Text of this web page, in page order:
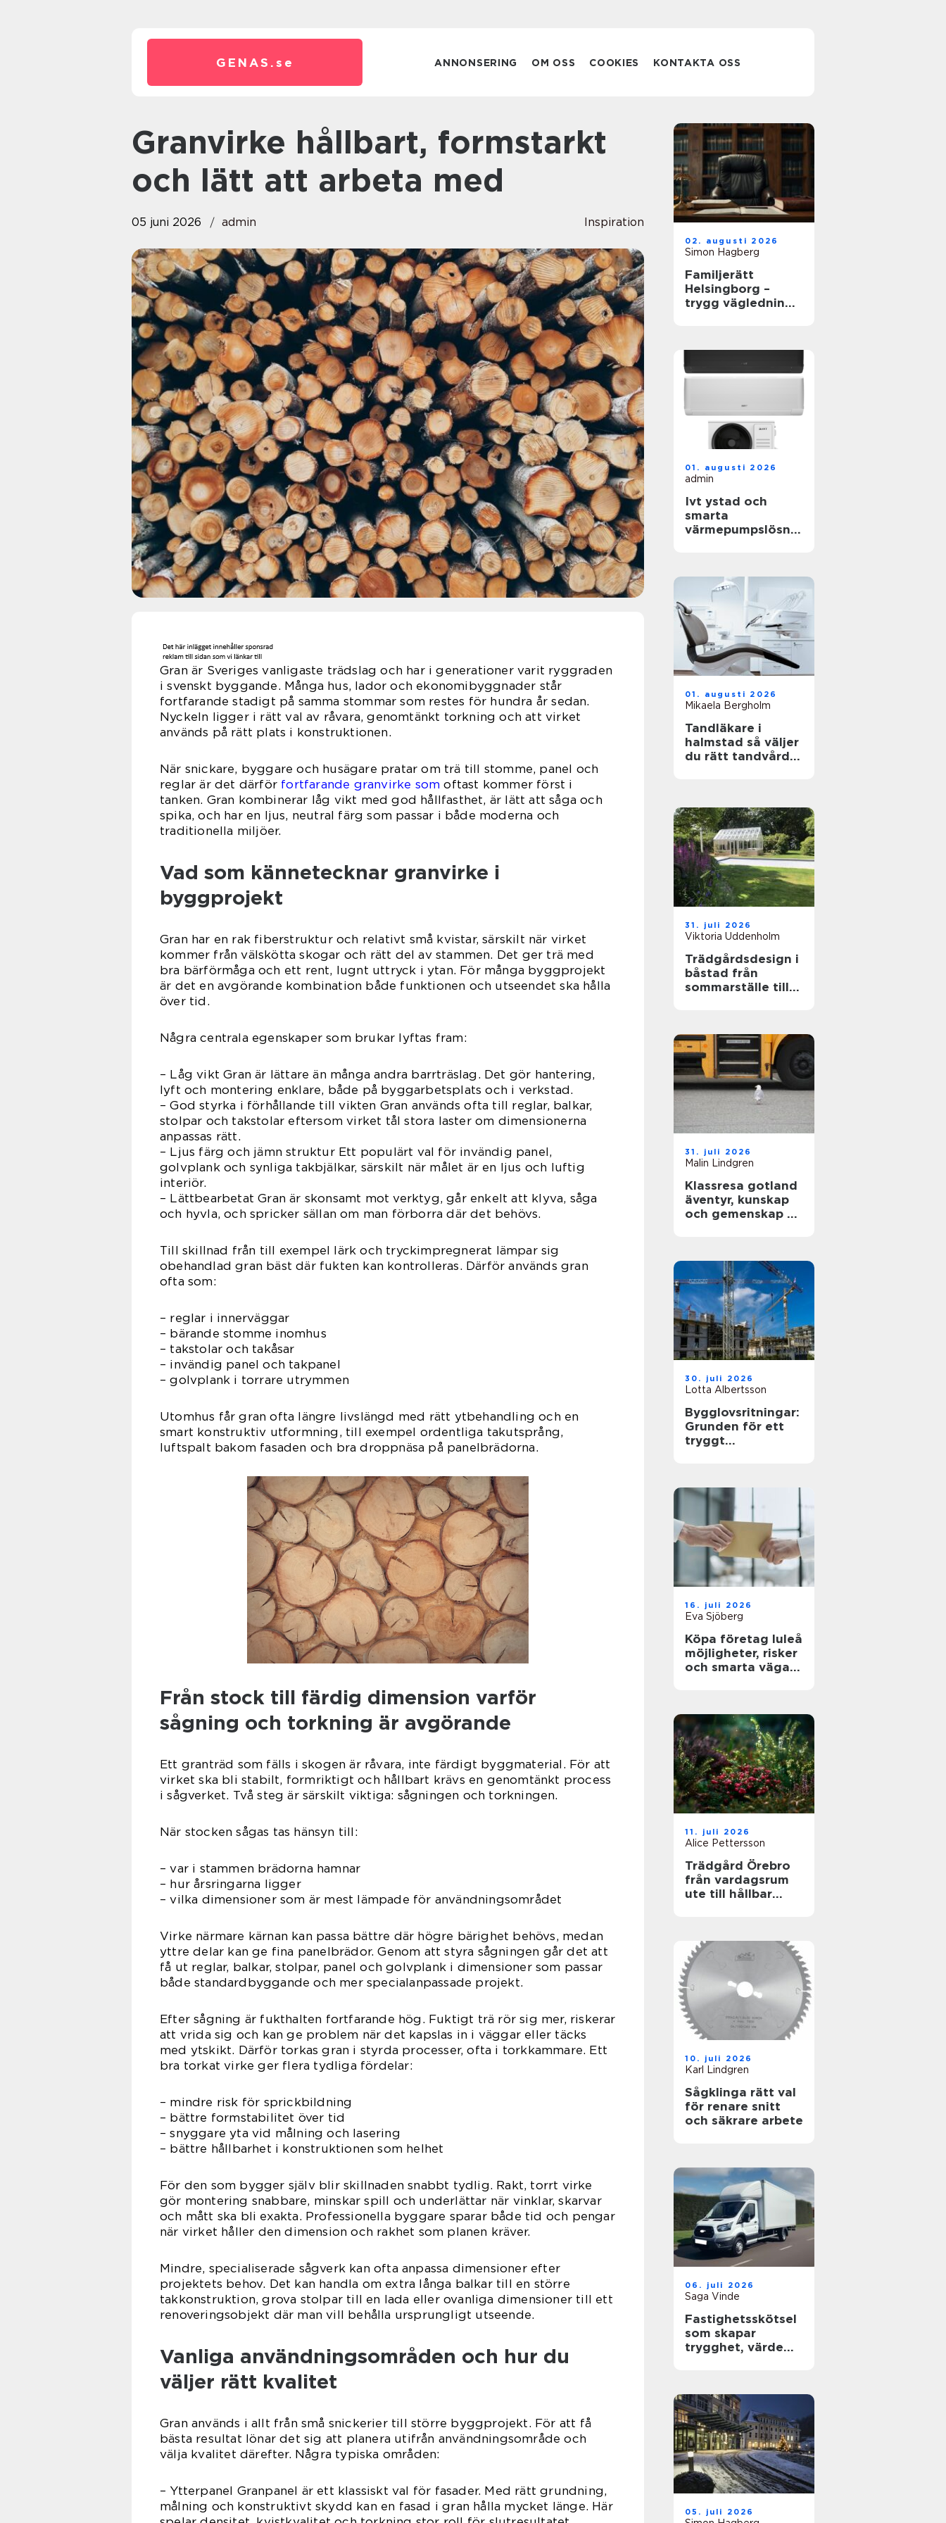
GENAS. se ANNONSERING OM OSS COOKIES KONTAKTA OSS
Granvirke hållbart, formstarkt
och lätt att arbeta med
05 juni 2026 admin Inspiration
Gran är Sveriges vanligaste trädslag och har i generationer varit ryggraden
i svenskt byggande. Många hus, lador och ekonomibyggnader står
fortfarande stadigt på samma stommar som restes för hundra år sedan.
Nyckeln ligger i rätt val av råvara, genomtänkt torkning och att virket
används på rätt plats i konstruktionen.
När snickare, byggare och husägare pratar om trä till stomme, panel och
reglar är det därför fortfarande granvirke som oftast kommer först i
tanken. Gran kombinerar låg vikt med god hållfasthet, är lätt att såga och
spika, och har en ljus, neutral färg som passar i både moderna och
traditionella miljöer.
Vad som kännetecknar granvirke i
byggprojekt
Gran har en rak fiberstruktur och relativt små kvistar, särskilt när virket
kommer från välskötta skogar och rätt del av stammen. Det ger trä med
bra bärförmåga och ett rent, lugnt uttryck i ytan. För många byggprojekt
är det en avgörande kombination både funktionen och utseendet ska hålla
över tid.
Några centrala egenskaper som brukar lyftas fram:
– Låg vikt Gran är lättare än många andra barrträslag. Det gör hantering,
lyft och montering enklare, både på byggarbetsplats och i verkstad.
– God styrka i förhållande till vikten Gran används ofta till reglar, balkar,
stolpar och takstolar eftersom virket tål stora laster om dimensionerna
anpassas rätt.
– Ljus färg och jämn struktur Ett populärt val för invändig panel,
golvplank och synliga takbjälkar, särskilt när målet är en ljus och luftig
interiör.
– Lättbearbetat Gran är skonsamt mot verktyg, går enkelt att klyva, såga
och hyvla, och spricker sällan om man förborra där det behövs.
Till skillnad från till exempel lärk och tryckimpregnerat lämpar sig
obehandlad gran bäst där fukten kan kontrolleras. Därför används gran
ofta som:
– reglar i innerväggar
– bärande stomme inomhus
– takstolar och takåsar
– invändig panel och takpanel
– golvplank i torrare utrymmen
Utomhus får gran ofta längre livslängd med rätt ytbehandling och en
smart konstruktiv utformning, till exempel ordentliga takutsprång,
luftspalt bakom fasaden och bra droppnäsa på panelbrädorna.
Från stock till färdig dimension varför
sågning och torkning är avgörande
Ett granträd som fälls i skogen är råvara, inte färdigt byggmaterial. För att
virket ska bli stabilt, formriktigt och hållbart krävs en genomtänkt process
i sågverket. Två steg är särskilt viktiga: sågningen och torkningen.
När stocken sågas tas hänsyn till:
– var i stammen brädorna hamnar
– hur årsringarna ligger
– vilka dimensioner som är mest lämpade för användningsområdet
Virke närmare kärnan kan passa bättre där högre bärighet behövs, medan
yttre delar kan ge fina panelbrädor. Genom att styra sågningen går det att
få ut reglar, balkar, stolpar, panel och golvplank i dimensioner som passar
både standardbyggande och mer specialanpassade projekt.
Efter sågning är fukthalten fortfarande hög. Fuktigt trä rör sig mer, riskerar
att vrida sig och kan ge problem när det kapslas in i väggar eller täcks
med ytskikt. Därför torkas gran i styrda processer, ofta i torkkammare. Ett
bra torkat virke ger flera tydliga fördelar:
– mindre risk för sprickbildning
– bättre formstabilitet över tid
– snyggare yta vid målning och lasering
– bättre hållbarhet i konstruktionen som helhet
För den som bygger själv blir skillnaden snabbt tydlig. Rakt, torrt virke
gör montering snabbare, minskar spill och underlättar när vinklar, skarvar
och mått ska bli exakta. Professionella byggare sparar både tid och pengar
när virket håller den dimension och rakhet som planen kräver.
Mindre, specialiserade sågverk kan ofta anpassa dimensioner efter
projektets behov. Det kan handla om extra långa balkar till en större
takkonstruktion, grova stolpar till en lada eller ovanliga dimensioner till ett
renoveringsobjekt där man vill behålla ursprungligt utseende.
Vanliga användningsområden och hur du
väljer rätt kvalitet
Gran används i allt från små snickerier till större byggprojekt. För att få
bästa resultat lönar det sig att planera utifrån användningsområde och
välja kvalitet därefter. Några typiska områden:
– Ytterpanel Granpanel är ett klassiskt val för fasader. Med rätt grundning,
målning och konstruktivt skydd kan en fasad i gran hålla mycket länge. Här
02. augusti 2026
Simon Hagberg
Familjerätt
Helsingborg –
trygg vägledning i
01. augusti 2026
admin
Ivt ystad och
smarta
värmepumpslösnin
01. augusti 2026
Mikaela Bergholm
Tandläkare i
halmstad så väljer
du rätt tandvård
31. juli 2026
Viktoria Uddenholm
Trädgårdsdesign i
båstad från
sommarställe till
31. juli 2026
Malin Lindgren
Klassresa gotland
äventyr, kunskap
och gemenskap på
30. juli 2026
Lotta Albertsson
Bygglovsritningar:
Grunden för ett
tryggt
16. juli 2026
Eva Sjöberg
Köpa företag luleå
möjligheter, risker
och smarta vägar
11. juli 2026
Alice Pettersson
Trädgård Örebro
från vardagsrum
ute till hållbar
10. juli 2026
Karl Lindgren
Sågklinga rätt val
för renare snitt
och säkrare arbete
06. juli 2026
Saga Vinde
Fastighetsskötsel
som skapar
trygghet, värde
05. juli 2026